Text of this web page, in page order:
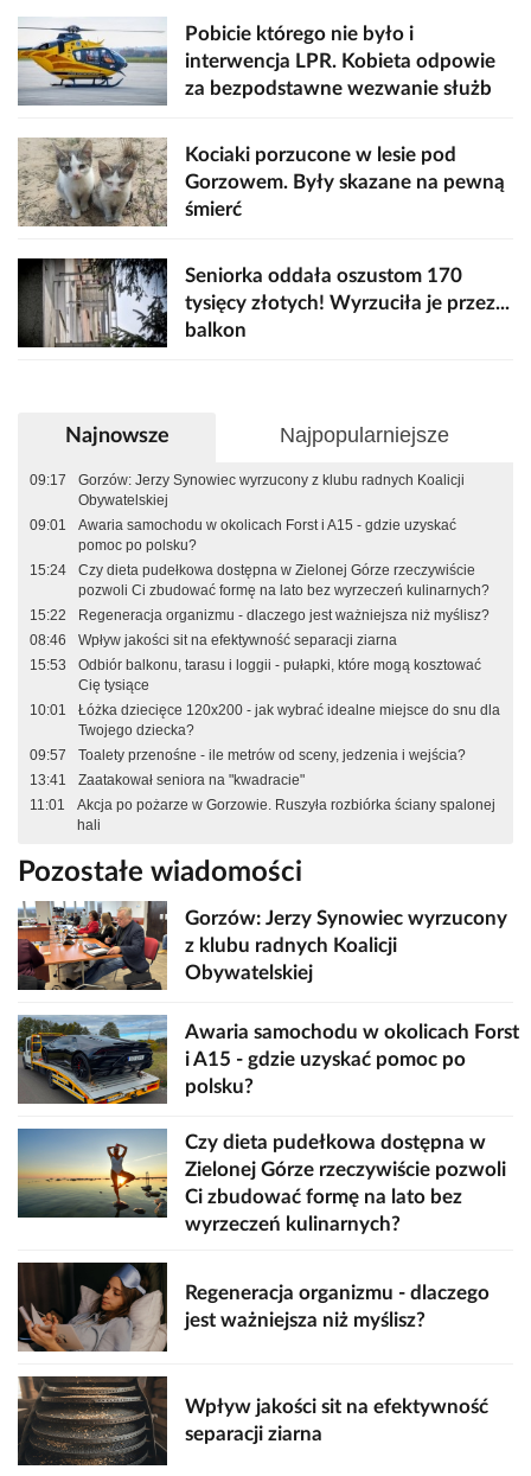
Pobicie którego nie było i
interwencja LPR. Kobieta odpowie
za bezpodstawne wezwanie służb
Kociaki porzucone w lesie pod
Gorzowem. Były skazane na pewną
śmierć
Seniorka oddała oszustom 170
tysięcy złotych! Wyrzuciła je przez...
balkon
Najnowsze Najpopularniejsze
09:17
Gorzów: Jerzy Synowiec wyrzucony z klubu radnych Koalicji
Obywatelskiej
09:01
Awaria samochodu w okolicach Forst i A15 - gdzie uzyskać
pomoc po polsku?
15:24
Czy dieta pudełkowa dostępna w Zielonej Górze rzeczywiście
pozwoli Ci zbudować formę na lato bez wyrzeczeń kulinarnych?
15:22
Regeneracja organizmu - dlaczego jest ważniejsza niż myślisz?
08:46
Wpływ jakości sit na efektywność separacji ziarna
15:53
Odbiór balkonu, tarasu i loggii - pułapki, które mogą kosztować
Cię tysiące
10:01
Łóżka dziecięce 120x200 - jak wybrać idealne miejsce do snu dla
Twojego dziecka?
09:57
Toalety przenośne - ile metrów od sceny, jedzenia i wejścia?
13:41
Zaatakował seniora na "kwadracie"
11:01
Akcja po pożarze w Gorzowie. Ruszyła rozbiórka ściany spalonej
hali
Pozostałe wiadomości
Gorzów: Jerzy Synowiec wyrzucony
z klubu radnych Koalicji
Obywatelskiej
Awaria samochodu w okolicach Forst
i A15 - gdzie uzyskać pomoc po
polsku?
Czy dieta pudełkowa dostępna w
Zielonej Górze rzeczywiście pozwoli
Ci zbudować formę na lato bez
wyrzeczeń kulinarnych?
Regeneracja organizmu - dlaczego
jest ważniejsza niż myślisz?
Wpływ jakości sit na efektywność
separacji ziarna